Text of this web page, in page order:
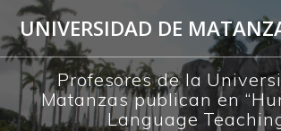
al
contenido
UNIVERSIDAD DE
Profesores de la
Matanzas publican en
Language